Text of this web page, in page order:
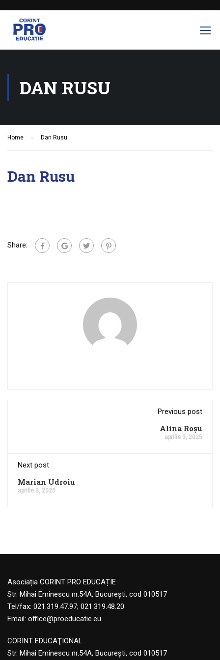
DAN RUSU
Home Dan Rusu
Dan Rusu
Share:
Previous post
Alina Roșu
aprilie 3, 2025
Next post
Marian Udroiu
aprilie 3, 2025
Asociația CORINT PRO EDUCAȚIE
Str. Mihai Eminescu nr.54A, București, cod 010517
Tel/fax: 021.319.47.97; 021.319.48.20
Email: office@proeducatie.eu
CORINT EDUCAŢIONAL
Str. Mihai Eminescu nr.54A, Bucureşti, cod 010517